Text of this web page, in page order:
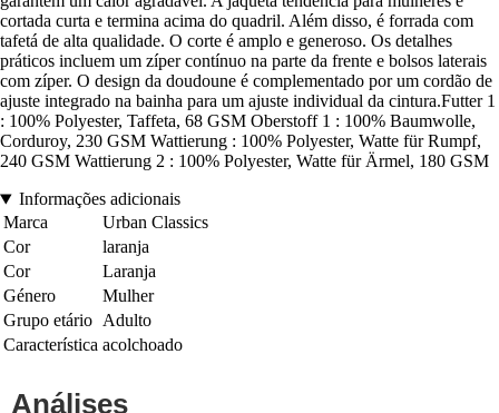
cortada curta e termina acima do quadril. Além disso, é forrada com
tafetá de alta qualidade. O corte é amplo e generoso. Os detalhes
práticos incluem um zíper contínuo na parte da frente e bolsos laterais
com zíper. O design da doudoune é complementado por um cordão de
ajuste integrado na bainha para um ajuste individual da cintura.Futter 1
: 100% Polyester, Taffeta, 68 GSM Oberstoff 1 : 100% Baumwolle,
Corduroy, 230 GSM Wattierung : 100% Polyester, Watte für Rumpf,
240 GSM Wattierung 2 : 100% Polyester, Watte für Ärmel, 180 GSM
Informações adicionais
Marca
Urban Classics
Cor
laranja
Cor
Laranja
Género
Mulher
Grupo etário Adulto
Característica acolchoado